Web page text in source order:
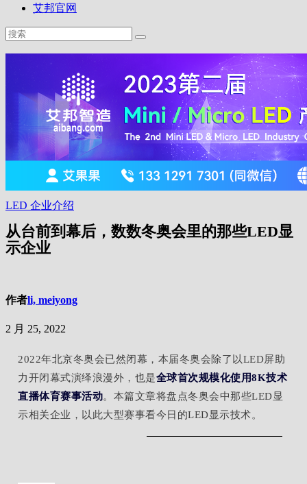
艾邦官网
LED 企业介绍
从台前到幕后，数数冬奥会里的那些LED显
示企业
作者li, meiyong
2 月 25, 2022
2022年北京冬奥会已然闭幕，本届冬奥会除了以LED屏助
力开闭幕式演绎浪漫外，也是全球首次规模化使用8K技术
直播体育赛事活动。本篇文章将盘点冬奥会中那些LED显
示相关企业，以此大型赛事看今日的LED显示技术。